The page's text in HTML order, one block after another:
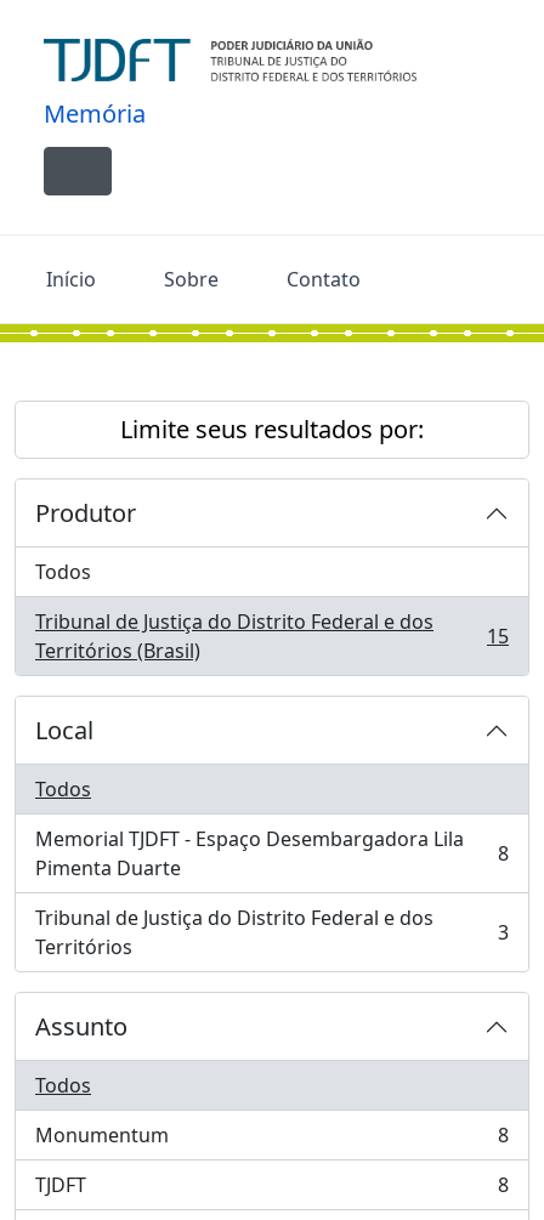
Memória
Toggle navigation
Início Sobre Contato
Limite seus resultados por:
Produtor
Todos
Tribunal de Justiça do Distrito Federal e dos
Territórios (Brasil)
, 15 resultados 15
Local
Todos
Memorial TJDFT - Espaço Desembargadora Lila
Pimenta Duarte
, 8 resultados 8
Tribunal de Justiça do Distrito Federal e dos
Territórios
, 3 resultados 3
Assunto
Todos
Monumentum
, 8 resultados
8
TJDFT
, 8 resultados
8